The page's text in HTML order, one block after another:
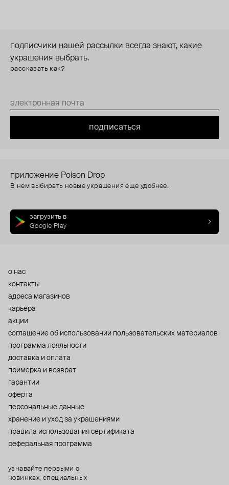
подписчики нашей рассылки всегда знают, какие
украшения выбрать.
рассказать как?
подписаться
приложение Poison Drop
В нем выбирать новые украшения еще удобнее.
загрузить в
Google Play
о нас
контакты
адреса магазинов
карьера
акции
cоглашение об использовании пользовательских материалов
программа лояльности
доставка и оплата
примерка и возврат
гарантии
оферта
персональные данные
хранение и уход за украшениями
правила использования сертификата
реферальная программа
узнавайте первыми о
новинках, специальных